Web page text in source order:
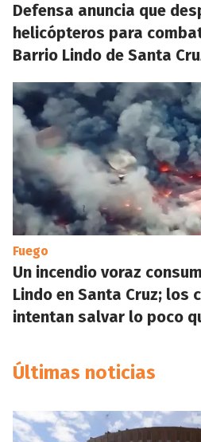
Defensa anuncia que
helicópteros para
Barrio Lindo de Santa
Fuego
Un incendio voraz
Lindo en Santa Cruz; los
intentan salvar lo poco
Últimas noticias